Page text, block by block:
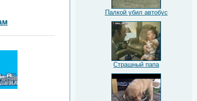
Палкой убил автобус
Страшный папа